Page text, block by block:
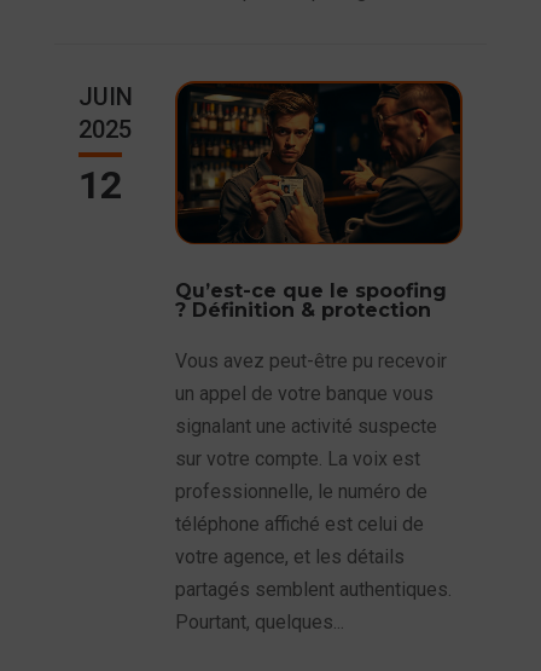
JUIN
2025
12
Qu’est-ce que le spoofing
? Définition & protection
Vous avez peut-être pu recevoir
un appel de votre banque vous
signalant une activité suspecte
sur votre compte. La voix est
professionnelle, le numéro de
téléphone affiché est celui de
votre agence, et les détails
partagés semblent authentiques.
Pourtant, quelques...